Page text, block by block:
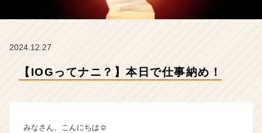
タ
イ
ン】
|
ン
ャ
2024.12.27
【IOGってナニ？】本日で仕事納め！
みなさん、こんにちは☺